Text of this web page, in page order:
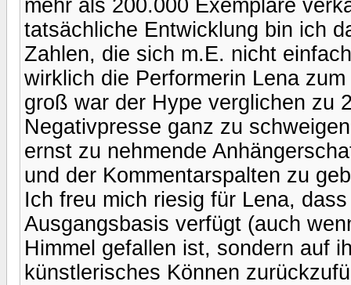
mehr als 200.000 Exemplare
tatsächliche Entwicklung bin ich
Zahlen, die sich m.E. nicht
wirklich die Performerin Lena
groß war der Hype verglichen zu
Negativpresse ganz zu
ernst zu nehmende
und der Kommentarspalten zu
Ich freu mich riesig für Lena,
Ausgangsbasis verfügt (auch
Himmel gefallen ist, sondern auf
künstlerisches Können